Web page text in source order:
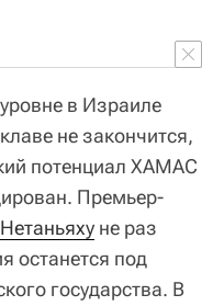
в Израиле
не закончится,
потенциал ХАМАС
Премьер-
не раз
останется под
государства. В